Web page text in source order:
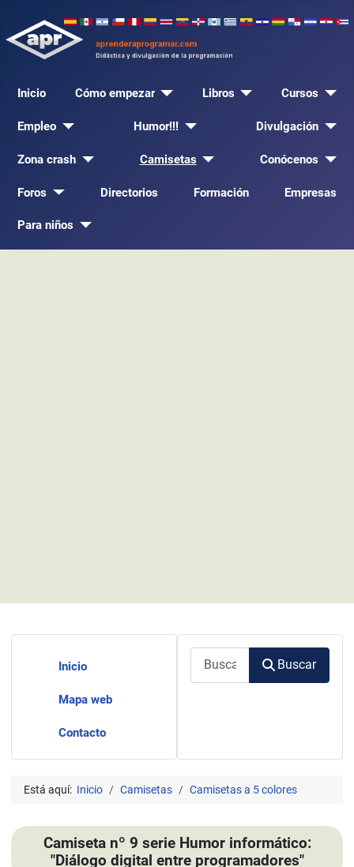
Inicio Cómo empezar Libros Cursos
Empleo Humor!!! Divulgación
Zona crash Camisetas Conócenos
Foros Directorios Formación Empresas
Para niños
Inicio
Mapa web
Contacto
Buscar
Está aquí: Inicio Camisetas Camisetas a 5 colores
Camiseta nº 9 serie Humor informático:
"Diálogo digital entre programadores"